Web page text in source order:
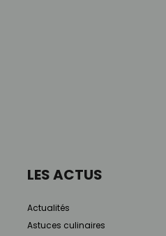
LES ACTUS
Actualités
Astuces culinaires